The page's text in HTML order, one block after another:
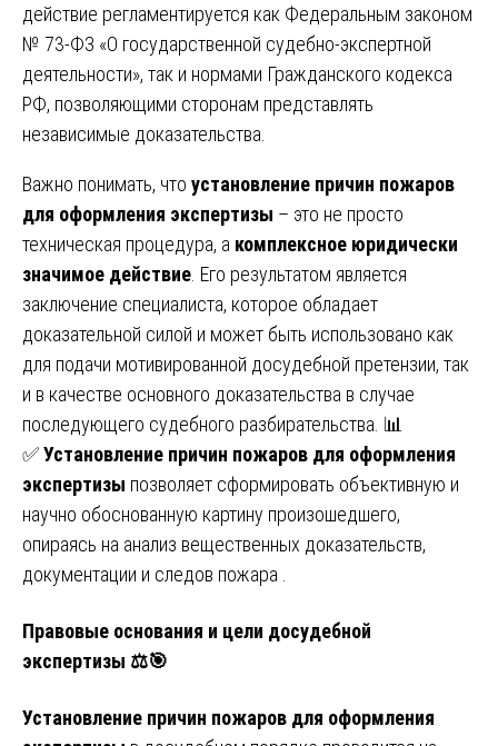
действие регламентируется как Федеральным законом
№ 73-ФЗ «О государственной судебно-экспертной
деятельности», так и нормами Гражданского кодекса
РФ, позволяющими сторонам представлять
независимые доказательства.
Важно понимать, что установление причин пожаров
для оформления экспертизы – это не просто
техническая процедура, а комплексное юридически
значимое действие . Его результатом является
заключение специалиста, которое обладает
доказательной силой и может быть использовано как
для подачи мотивированной досудебной претензии, так
и в качестве основного доказательства в случае
последующего судебного разбирательства. 📊
✅Установление причин пожаров для оформления
экспертизы позволяет сформировать объективную и
научно обоснованную картину произошедшего,
опираясь на анализ вещественных доказательств,
документации и следов пожара .
Правовые основания и цели досудебной
экспертизы ⚖️🎯
Установление причин пожаров для оформления